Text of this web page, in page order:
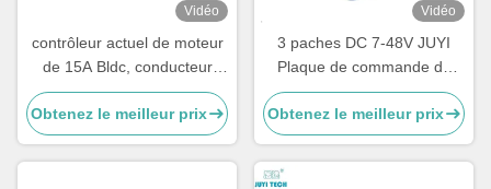
Vidéo
contrôleur actuel de moteur
de 15A Bldc, conducteur
triphasé de petite taille de
moteur
Obtenez le meilleur prix
Vidéo
3 paches DC 7-48V JUYI
Plaque de commande de
moteur sans balais 10A
régulateur de vitesse sans
capteur avec commande
PWM
Obtenez le meilleur prix